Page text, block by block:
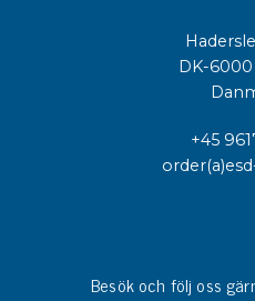
DK-
+45
Besök och följ oss